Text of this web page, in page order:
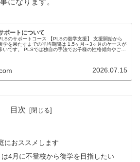
ポートについて
のサポートコース 【PLSの復学支援】 支援開始から
学を果たすまでの平均期間は 1.5ヶ月～3ヶ月のケースが
いです。 PLSでは独自の手法でお子様の性格傾向やご家
2026.07.15
目次
におススメします
4月に不登校から復学を目指したい